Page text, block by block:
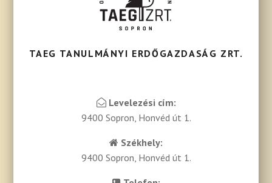
TAEG TANULMÁNYI ERDŐGAZDASÁG ZRT.
Levelezési cím:
9400 Sopron, Honvéd út 1.
Székhely:
9400 Sopron, Honvéd út 1.